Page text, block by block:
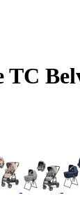
TC